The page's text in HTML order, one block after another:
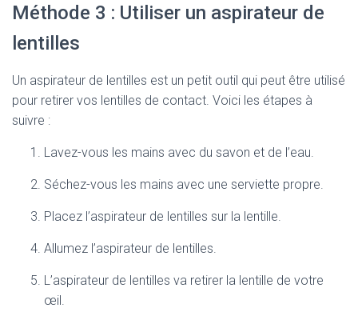
Méthode 3 : Utiliser un aspirateur de
lentilles
Un aspirateur de lentilles est un petit outil qui peut être utilisé
pour retirer vos lentilles de contact. Voici les étapes à
suivre :
Lavez-vous les mains avec du savon et de l’eau.
Séchez-vous les mains avec une serviette propre.
Placez l’aspirateur de lentilles sur la lentille.
Allumez l’aspirateur de lentilles.
L’aspirateur de lentilles va retirer la lentille de votre
œil.